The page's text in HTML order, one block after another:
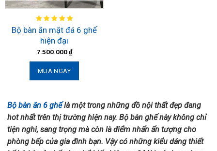
Bộ bàn ăn mặt đá 6 ghế
hiện đại
7.500.000₫
MUA NGAY
Bộ bàn ăn 6 ghếlà một trong những đồ nội thất đẹp đang
hot nhất trên thị trường hiện nay. Bộ bàn ghế này không chỉ
tiện nghi, sang trọng mà còn là điểm nhấn ấn tượng cho
phòng bếp của gia đình bạn. Vậy có những kiểu dáng thiết